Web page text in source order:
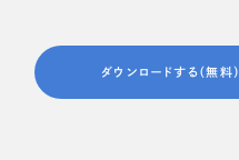
ダウンロードする（無料）